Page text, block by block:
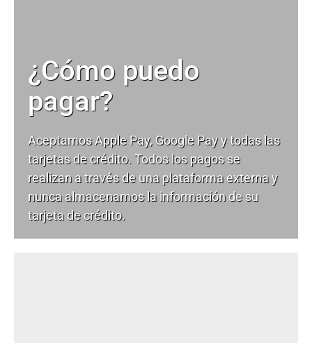
¿Cómo puedo
pagar?
Aceptamos Apple Pay, Google Pay y todas las
tarjetas de crédito. Todos los pagos se
realizan a través de una plataforma externa y
nunca almacenamos la información de su
tarjeta de crédito.